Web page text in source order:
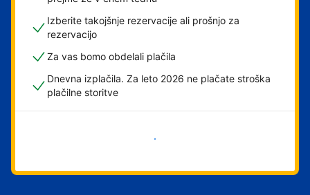
Izberite takojšnje rezervacije ali prošnjo za
rezervacijo
Za vas bomo obdelali plačila
Dnevna izplačila. Za leto 2026 ne plačate stroška
plačilne storitve